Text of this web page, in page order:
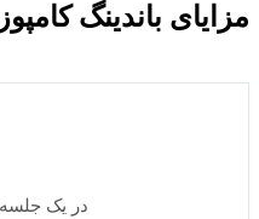
باندینگ کامپوزیت
در یک جلسه و